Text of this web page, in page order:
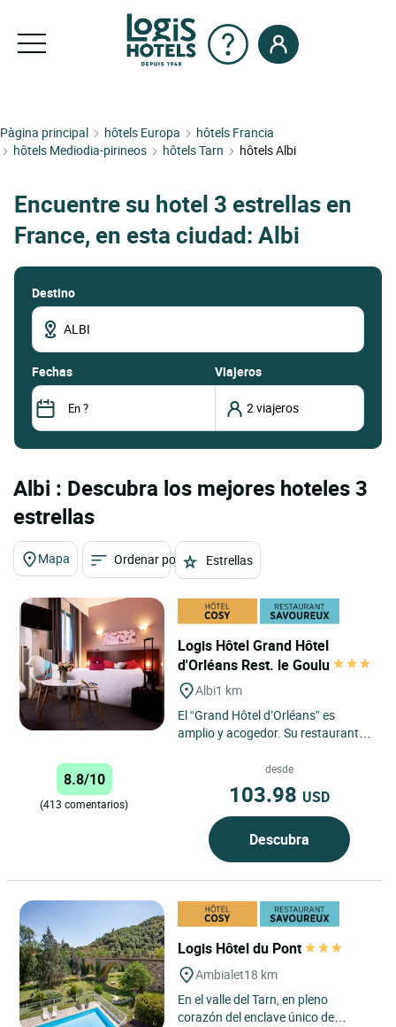
Pàgina principal hôtels Europa
hôtels Francia
hôtels Mediodia-pirineos
hôtels Tarn hôtels Albi
Encuentre su hotel 3 estrellas en
France, en esta ciudad: Albi
Destino
fechas Viajeros
Albi : Descubra los mejores hoteles 3
estrellas
Mapa Ordenar por Estrellas
Logis Hôtel Grand Hôtel
d'Orléans Rest. le Goulu
Albi1 km
El “Grand Hôtel d’Orléans” es
amplio y acogedor. Su restaurante
8.8/10
(413 comentarios)
desde
103.98 USD
Descubra
Logis Hôtel du Pont
Ambialet18 km
En el valle del Tarn, en pleno
corazón del enclave único de